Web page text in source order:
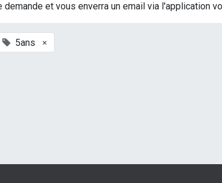
et vous enverra un email via l'application
5ans ×